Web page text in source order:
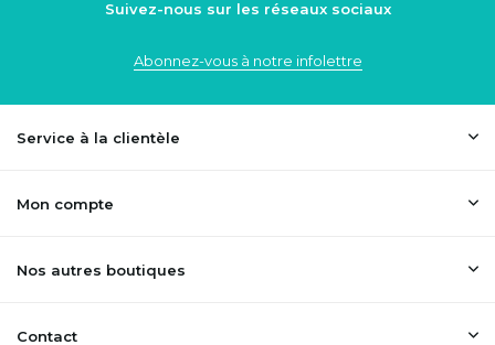
Suivez-nous sur les réseaux sociaux
Abonnez-vous à notre infolettre
Service à la clientèle
Mon compte
Nos autres boutiques
Contact